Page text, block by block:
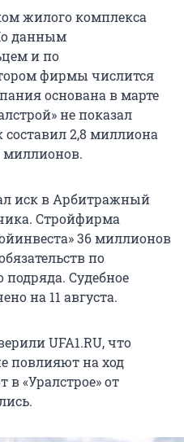
жилого комплекса
данным
и по
фирмы числится
основана в марте
не показал
2,8 миллиона
миллионов.
иск в Арбитражный
Стройфирма
36 миллионов
по
подряда. Судебное
на 11 августа.
UFA1.RU, что
повлияют на ход
в «Уралстрое» от